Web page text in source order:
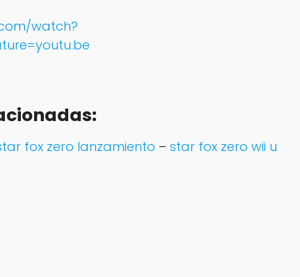
watch?
fox zero lanzamiento – star fox zero wii u